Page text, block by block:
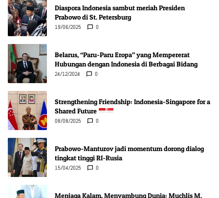
Diaspora Indonesia sambut meriah Presiden
Prabowo di St. Petersburg
19/06/2025 0
Belarus, “Paru-Paru Eropa” yang Mempererat
Hubungan dengan Indonesia di Berbagai Bidang
24/12/2024 0
Strengthening Friendship: Indonesia-Singapore for a
Shared Future
08/08/2025 0
Prabowo-Manturov jadi momentum dorong dialog
tingkat tinggi RI-Rusia
15/04/2025 0
Menjaga Kalam, Menyambung Dunia: Muchlis M.